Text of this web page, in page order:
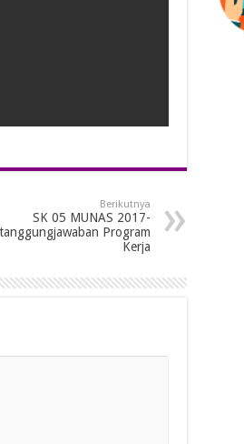
Berikutnya
SK 05 MUNAS 2017-
Program
Kerja